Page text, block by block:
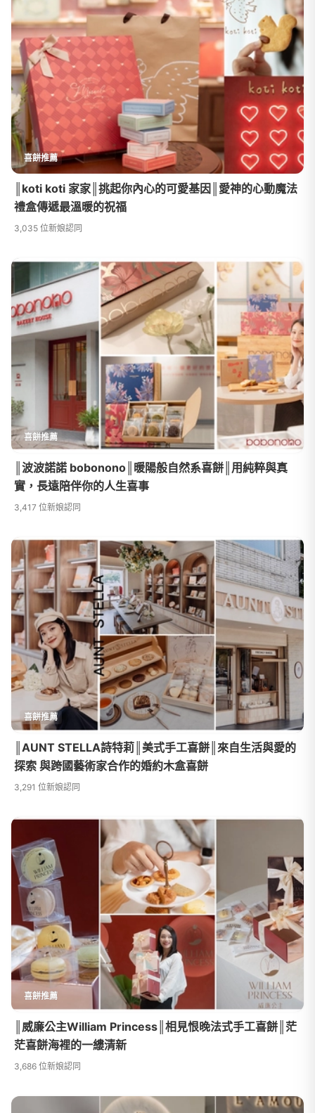
喜餅推薦
║koti koti 家家║挑起你內心的可愛基因║愛神的心動魔法
禮盒傳遞最溫暖的祝福
3,035 位新娘認同
喜餅推薦
║波波諾諾 bobonono║暖陽般自然系喜餅║用純粹與真
實，長遠陪伴你的人生喜事
3,417 位新娘認同
喜餅推薦
║AUNT STELLA詩特莉║美式手工喜餅║來自生活與愛的
探索 與跨國藝術家合作的婚約木盒喜餅
3,291 位新娘認同
喜餅推薦
║威廉公主William Princess║相見恨晚法式手工喜餅║茫
茫喜餅海裡的一縷清新
3,686 位新娘認同